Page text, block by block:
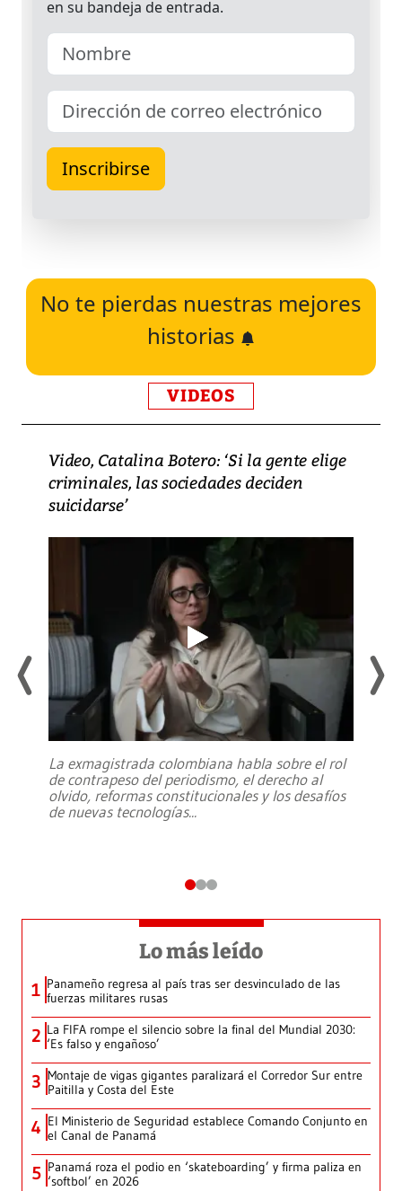
No te pierdas nuestras mejores
historias
VIDEOS
Video, Catalina Botero: ‘Si la gente elige
criminales, las sociedades deciden
suicidarse’
La exmagistrada colombiana habla sobre el rol
de contrapeso del periodismo, el derecho al
olvido, reformas constitucionales y los desafíos
de nuevas tecnologías...
Lo más leído
1 Panameño regresa al país tras ser desvinculado de las
fuerzas militares rusas
2 La FIFA rompe el silencio sobre la final del Mundial 2030:
‘Es falso y engañoso’
3 Montaje de vigas gigantes paralizará el Corredor Sur entre
Paitilla y Costa del Este
4 El Ministerio de Seguridad establece Comando Conjunto en
el Canal de Panamá
5 Panamá roza el podio en ‘skateboarding’ y firma paliza en
‘softbol’ en 2026